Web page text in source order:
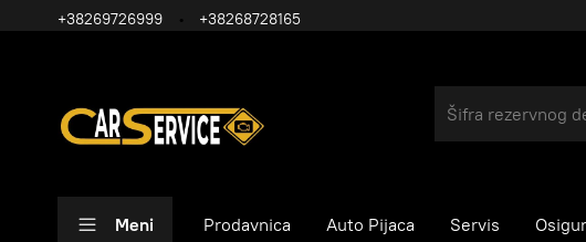
+38269726999 +38268728165
Meni Prodavnica Auto Pijaca Servis